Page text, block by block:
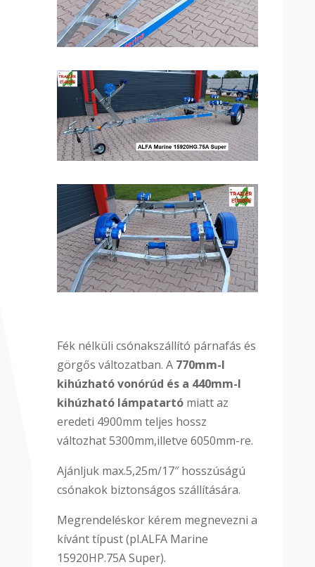
Fék nélküli csónakszállító párnafás és
görgős változatban. A 770mm-l
kihúzható vonórúd és a 440mm-l
kihúzható lámpatartómiatt az
eredeti 4900mm teljes hossz
változhat 5300mm,illetve 6050mm-re.
Ajánljuk max.5,25m/17″ hosszúságú
csónakok biztonságos szállítására.
Megrendeléskor kérem megnevezni a
kívánt típust (pl.ALFA Marine
15920HP.75A Super).